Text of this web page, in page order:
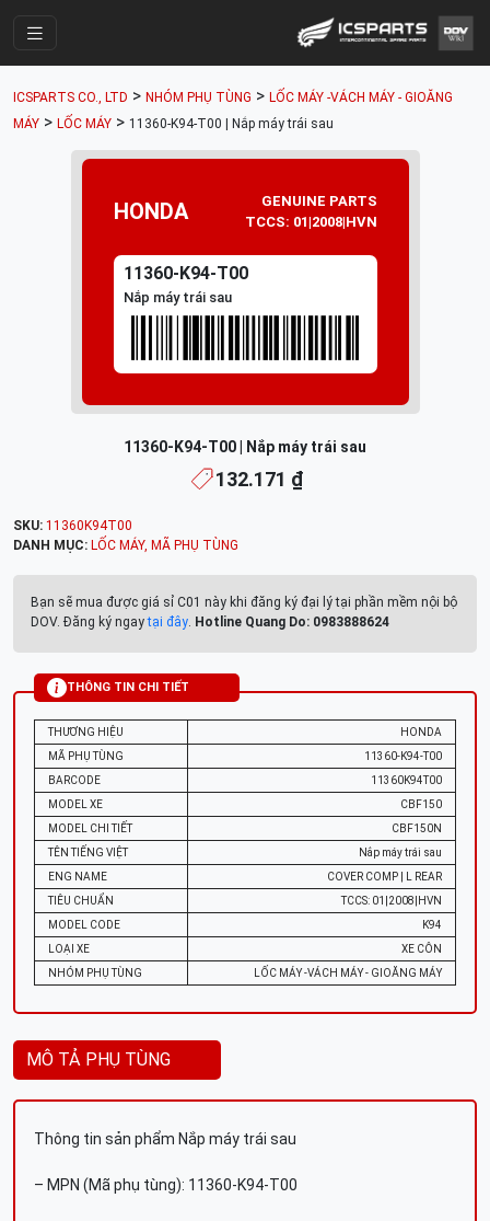
Cửa Hàng
Parts Catalogue
Mã Phụ Tùng
Tài khoản
ICSPARTS CO., LTD > NHÓM PHỤ TÙNG > LỐC MÁY -VÁCH MÁY - GIOĂNG
MÁY > LỐC MÁY > 11360-K94-T00 | Nắp máy trái sau
HONDA
GENUINE PARTS
TCCS: 01|2008|HVN
11360-K94-T00
Nắp máy trái sau
11360-K94-T00 | Nắp máy trái sau
132.171 ₫
SKU: 11360K94T00
DANH MỤC: LỐC MÁY, MÃ PHỤ TÙNG
Bạn sẽ mua được giá sỉ C01 này khi đăng ký đại lý tại phần mềm nội bộ
DOV. Đăng ký ngaytại đây. Hotline Quang Do: 0983888624
THÔNG TIN CHI TIẾT
THƯƠNG HIỆU
HONDA
MÃ PHỤ TÙNG
11360-K94-T00
BARCODE
11360K94T00
MODEL XE
CBF150
MODEL CHI TIẾT
CBF150N
TÊN TIẾNG VIỆT
Nắp máy trái sau
ENG NAME
COVER COMP | L REAR
TIÊU CHUẨN
TCCS: 01|2008|HVN
MODEL CODE
K94
LOẠI XE
XE CÔN
NHÓM PHỤ TÙNG
LỐC MÁY -VÁCH MÁY - GIOĂNG MÁY
MÔ TẢ PHỤ TÙNG
Thông tin sản phẩm Nắp máy trái sau
– MPN (Mã phụ tùng): 11360-K94-T00